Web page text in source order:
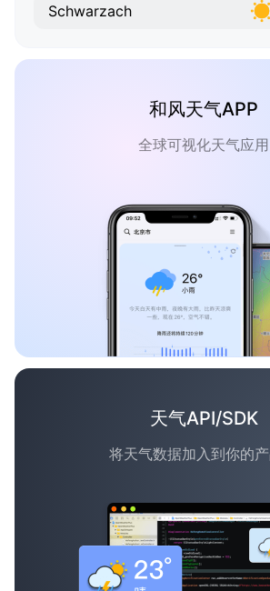
Schwarzach
和风天气APP
全球可视化天气应用
天气API/SDK
将天气数据加入到你的